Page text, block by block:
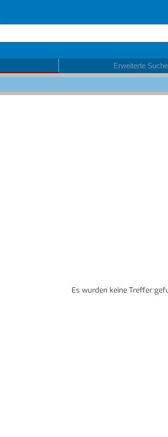
Erweiterte Suche
Es wurden keine Treffer